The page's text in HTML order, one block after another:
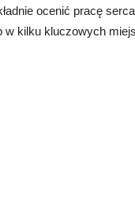
ocenić pracę
w kilku kluczowych